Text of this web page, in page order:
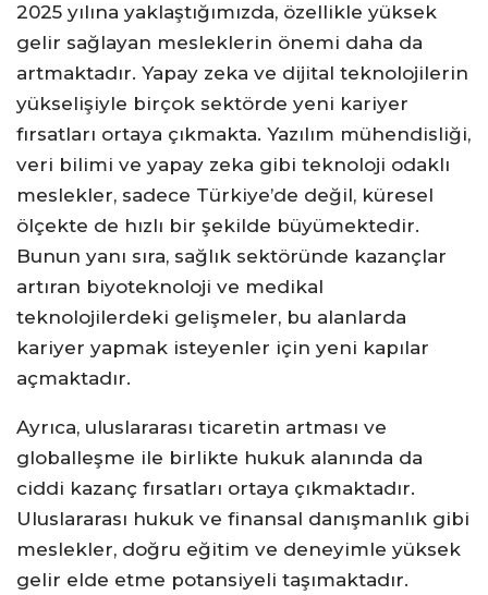
2025 yılına yaklaştığımızda, özellikle yüksek
gelir sağlayan mesleklerin önemi daha da
artmaktadır. Yapay zeka ve dijital teknolojilerin
yükselişiyle birçok sektörde yeni kariyer
fırsatları ortaya çıkmakta. Yazılım mühendisliği,
veri bilimi ve yapay zeka gibi teknoloji odaklı
meslekler, sadece Türkiye’de değil, küresel
ölçekte de hızlı bir şekilde büyümektedir.
Bunun yanı sıra, sağlık sektöründe kazançlar
artıran biyoteknoloji ve medikal
teknolojilerdeki gelişmeler, bu alanlarda
kariyer yapmak isteyenler için yeni kapılar
açmaktadır.
Ayrıca, uluslararası ticaretin artması ve
globalleşme ile birlikte hukuk alanında da
ciddi kazanç fırsatları ortaya çıkmaktadır.
Uluslararası hukuk ve finansal danışmanlık gibi
meslekler, doğru eğitim ve deneyimle yüksek
gelir elde etme potansiyeli taşımaktadır.